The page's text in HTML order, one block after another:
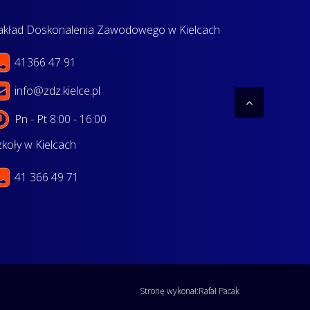
Doskonalenia Zawodowego w Kielcach
41366 47 91
info@zdz.kielce.pl
Pn - Pt 8:00 - 16:00
w Kielcach
41 366 49 71
Stronę wykonał:Rafał Pacak